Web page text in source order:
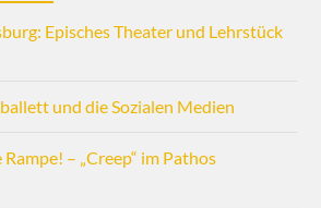
Episches Theater und Lehrstück
und die Sozialen Medien
– „Creep“ im Pathos